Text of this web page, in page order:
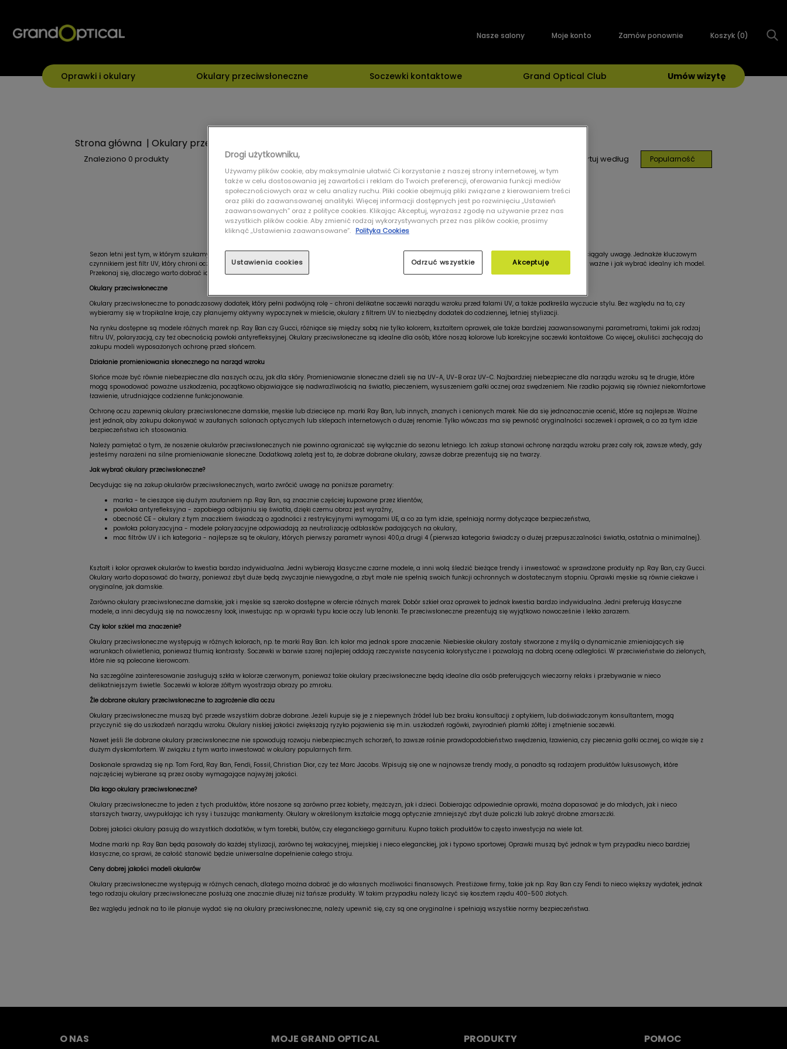
Nasze salony Moje konto Zamów ponownie Koszyk (0)
Oprawki i okulary Okulary przeciwsłoneczne Soczewki kontaktowe Grand Optical Club Umów wizytę
Strona główna | Okulary przeciwsłoneczne
Znaleziono 0 produkty Sortuj według Popularność
Sezon letni jest tym, w którym szukamy dobrej jakości okularów przeciwsłonecznych, najlepiej dopasowanych do kształtu twarzy, modnych i takich, które będą przyciągały uwagę. Jednakże kluczowym
czynnikiem jest filtr UV, który chroni oczy przed szkodliwym promieniowaniem słonecznym. Sprawdź, dlaczego noszenie okularów przeciwsłonecznych latem jest tak ważne i jak wybrać idealny ich model.
Przekonaj się, dlaczego warto dobrać idealne oprawki i szkła.
Okulary przeciwsłoneczne
Okulary przeciwsłoneczne to ponadczasowy dodatek, który pełni podwójną rolę - chroni delikatne soczewki narządu wzroku przed falami UV, a także podkreśla wyczucie stylu. Bez względu na to, czy
wybieramy się w tropikalne kraje, czy planujemy aktywny wypoczynek w mieście, okulary z filtrem UV to niezbędny dodatek do codziennej, letniej stylizacji.
Na rynku dostępne są modele różnych marek np. Ray Ban czy Gucci, różniące się między sobą nie tylko kolorem, kształtem oprawek, ale także bardziej zaawansowanymi parametrami, takimi jak rodzaj
filtru UV, polaryzacją, czy też obecnością powłoki antyrefleksyjnej. Okulary przeciwsłoneczne są idealne dla osób, które noszą kolorowe lub korekcyjne soczewki kontaktowe. Co więcej, okuliści zachęcają do
zakupu modeli wyposażonych ochronę przed słońcem.
Działanie promieniowania słonecznego na narząd wzroku
Słońce może być równie niebezpieczne dla naszych oczu, jak dla skóry. Promieniowanie słoneczne dzieli się na UV-A, UV-B oraz UV-C. Najbardziej niebezpieczne dla narządu wzroku są te drugie, które
mogą spowodować poważne uszkodzenia, początkowo objawiające się nadwrażliwością na światło, pieczeniem, wysuszeniem gałki ocznej oraz swędzeniem. Nie rzadko pojawią się również niekomfortowe
łzawienie, utrudniające codzienne funkcjonowanie.
Ochronę oczu zapewnią okulary przeciwsłoneczne damskie, męskie lub dziecięce np. marki Ray Ban, lub innych, znanych i cenionych marek. Nie da się jednoznacznie ocenić, które są najlepsze. Ważne
jest jednak, aby zakupu dokonywać w zaufanych salonach optycznych lub sklepach internetowych o dużej renomie. Tylko wówczas ma się pewność oryginalności soczewek i oprawek, a co za tym idzie
bezpieczeństwa ich stosowania.
Należy pamiętać o tym, że noszenie okularów przeciwsłonecznych nie powinno ograniczać się wyłącznie do sezonu letniego. Ich zakup stanowi ochronę narządu wzroku przez cały rok, zawsze wtedy, gdy
jesteśmy narażeni na silne promieniowanie słoneczne. Dodatkową zaletą jest to, że dobrze dobrane okulary, zawsze dobrze prezentują się na twarzy.
Jak wybrać okulary przeciwsłoneczne?
Decydując się na zakup okularów przeciwsłonecznych, warto zwrócić uwagę na poniższe parametry:
marka - te cieszące się dużym zaufaniem np. Ray Ban, są znacznie częściej kupowane przez klientów,
powłoka antyrefleksyjna - zapobiega odbijaniu się światła, dzięki czemu obraz jest wyraźny,
obecność CE - okulary z tym znaczkiem świadczą o zgodności z restrykcyjnymi wymogami UE, a co za tym idzie, spełniają normy dotyczące bezpieczeństwa,
powłoka polaryzacyjna - modele polaryzacyjne odpowiadają za neutralizację odblasków padających na okulary,
moc filtrów UV i ich kategoria - najlepsze są te okulary, których pierwszy parametr wynosi 400,a drugi 4 (pierwsza kategoria świadczy o dużej przepuszczalności światła, ostatnia o minimalnej).
Kształt i kolor oprawek okularów to kwestia bardzo indywidualna. Jedni wybierają klasyczne czarne modele, a inni wolą śledzić bieżące trendy i inwestować w sprawdzone produkty np. Ray Ban, czy Gucci.
Okulary warto dopasować do twarzy, ponieważ zbyt duże będą zwyczajnie niewygodne, a zbyt małe nie spełnią swoich funkcji ochronnych w dostatecznym stopniu. Oprawki męskie są równie ciekawe i
oryginalne, jak damskie.
Zarówno okulary przeciwsłoneczne damskie, jak i męskie są szeroko dostępne w ofercie różnych marek. Dobór szkieł oraz oprawek to jednak kwestia bardzo indywidualna. Jedni preferują klasyczne
modele, a inni decydują się na nowoczesny look, inwestując np. w oprawki typu kocie oczy lub lenonki. Te przeciwsłoneczne prezentują się wyjątkowo nowocześnie i lekko zarazem.
Czy kolor szkieł ma znaczenie?
Okulary przeciwsłoneczne występują w różnych kolorach, np. te marki Ray Ban. Ich kolor ma jednak spore znaczenie. Niebieskie okulary zostały stworzone z myślą o dynamicznie zmieniających się
warunkach oświetlenia, ponieważ tłumią kontrasty. Soczewki w barwie szarej najlepiej oddają rzeczywiste nasycenia kolorystyczne i pozwalają na dobrą ocenę odległości. W przeciwieństwie do zielonych,
które nie są polecane kierowcom.
Na szczególne zainteresowanie zasługują szkła w kolorze czerwonym, ponieważ takie okulary przeciwsłoneczne będą idealne dla osób preferujących wieczorny relaks i przebywanie w nieco
delikatniejszym świetle. Soczewki w kolorze żółtym wyostrzaja obrazy po zmroku.
Źle dobrane okulary przeciwsłoneczne to zagrożenie dla oczu
Okulary przeciwsłoneczne muszą być przede wszystkim dobrze dobrane. Jeżeli kupuje się je z niepewnych źródeł lub bez braku konsultacji z optykiem, lub doświadczonym konsultantem, mogą
przyczynić się do uszkodzeń narządu wzroku. Okulary niskiej jakości zwiększają ryzyko pojawienia się m.in. uszkodzeń rogówki, zwyrodnień plamki żółtej i zmętnienie soczewki.
Nawet jeśli źle dobrane okulary przeciwsłoneczne nie spowodują rozwoju niebezpiecznych schorzeń, to zawsze rośnie prawdopodobieństwo swędzenia, łzawienia, czy pieczenia gałki ocznej, co wiąże się z
dużym dyskomfortem. W związku z tym warto inwestować w okulary popularnych firm.
Doskonale sprawdzą się np. Tom Ford, Ray Ban, Fendi, Fossil, Christian Dior, czy też Marc Jacobs. Wpisują się one w najnowsze trendy mody, a ponadto są rodzajem produktów luksusowych, które
najczęściej wybierane są przez osoby wymagające najwyżej jakości.
Dla kogo okulary przeciwsłoneczne?
Okulary przeciwsłoneczne to jeden z tych produktów, które noszone są zarówno przez kobiety, mężczyzn, jak i dzieci. Dobierając odpowiednie oprawki, można dopasować je do młodych, jak i nieco
starszych twarzy, uwypuklając ich rysy i tuszując mankamenty. Okulary w określonym kształcie mogą optycznie zmniejszyć zbyt duże policzki lub zakryć drobne zmarszczki.
Dobrej jakości okulary pasują do wszystkich dodatków, w tym torebki, butów, czy eleganckiego garnituru. Kupno takich produktów to często inwestycja na wiele lat.
Modne marki np. Ray Ban będą pasowały do każdej stylizacji, zarówno tej wakacyjnej, miejskiej i nieco eleganckiej, jak i typowo sportowej. Oprawki muszą być jednak w tym przypadku nieco bardziej
klasyczne, co sprawi, że całość stanowić będzie uniwersalne dopełnienie całego stroju.
Ceny dobrej jakości modeli okularów
Okulary przeciwsłoneczne występują w różnych cenach, dlatego można dobrać je do własnych możliwości finansowych. Prestiżowe firmy, takie jak np. Ray Ban czy Fendi to nieco większy wydatek, jednak
tego rodzaju okulary przeciwsłoneczne posłużą one znacznie dłużej niż tańsze produkty. W takim przypadku należy liczyć się kosztem rzędu 400-500 złotych.
Bez względu jednak na to ile planuje wydać się na okulary przeciwsłoneczne, należy upewnić się, czy są one oryginalne i spełniają wszystkie normy bezpieczeństwa.
O NAS MOJE GRAND OPTICAL PRODUKTY POMOC
Drogi użytkowniku,
Używamy plików cookie, aby maksymalnie ułatwić Ci korzystanie z naszej strony internetowej, w tym
także w celu dostosowania jej zawartości i reklam do Twoich preferencji, oferowania funkcji mediów
społecznościowych oraz w celu analizy ruchu. Pliki cookie obejmują pliki związane z kierowaniem treści
oraz pliki do zaawansowanej analityki. Więcej informacji dostępnych jest po rozwinięciu „Ustawień
zaawansowanych” oraz z polityce cookies. Klikając Akceptuj, wyrażasz zgodę na używanie przez nas
wszystkich plików cookie. Aby zmienić rodzaj wykorzystywanych przez nas plików cookie, prosimy
kliknąć „Ustawienia zaawansowane”. Polityka Cookies
Ustawienia cookies Odrzuć wszystkie Akceptuję